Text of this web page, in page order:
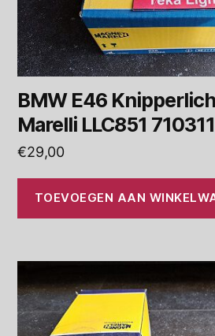
BMW E46
Marelli LLC851
€29,00
TOEVOEGEN AAN